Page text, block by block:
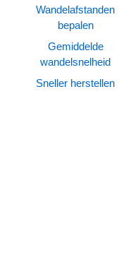
Wandelafstanden
bepalen
Gemiddelde
wandelsnelheid
Sneller herstellen
Boeken